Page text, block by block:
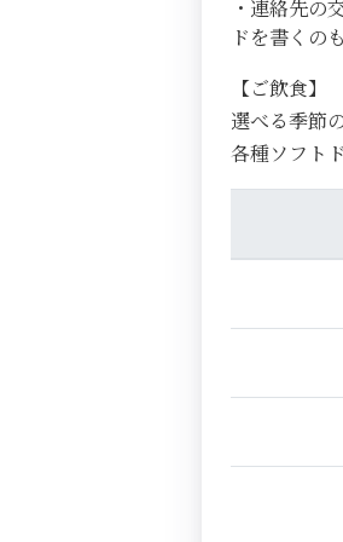
・連絡先の
ドを書くの
【ご飲食】
選べる季節
各種ソフト